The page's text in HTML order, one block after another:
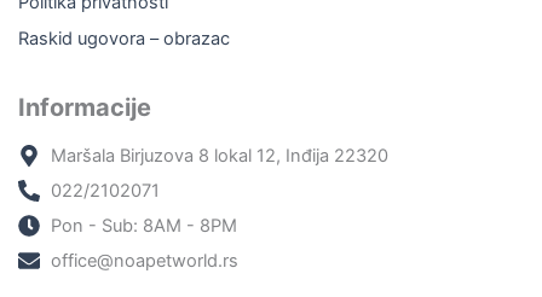
Raskid ugovora – obrazac
Informacije
Maršala Birjuzova 8 lokal 12, Inđija 22320
022/2102071
Pon - Sub: 8AM - 8PM
office@noapetworld.rs